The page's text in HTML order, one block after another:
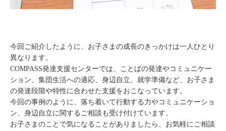
今回ご紹介したように、お子さまの成長のきっかけは一人ひとり
異なります。
COMPASS発達支援センターでは、ことばの発達やコミュニケー
ション、集団生活への適応、身辺自立、就学準備など、お子さま
の発達段階や特性に合わせた支援をおこなっています。
今回の事例のように、落ち着いて行動する力やコミュニケーショ
ン、身辺自立に関するご相談も受け付けています。
お子さまのことで気になることがありましたら、お気軽にご相談